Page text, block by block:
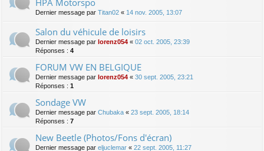
HPA Motorspo
Dernier message par Titan02 « 14 nov. 2005, 13:07
Salon du véhicule de loisirs
Dernier message par lorenz054 « 02 oct. 2005, 23:39
Réponses : 4
FORUM VW EN BELGIQUE
Dernier message par lorenz054 « 30 sept. 2005, 23:21
Réponses : 1
Sondage VW
Dernier message par Chubaka « 23 sept. 2005, 18:14
Réponses : 7
New Beetle (Photos/Fons d'écran)
Dernier message par eljuclemar « 22 sept. 2005, 11:27